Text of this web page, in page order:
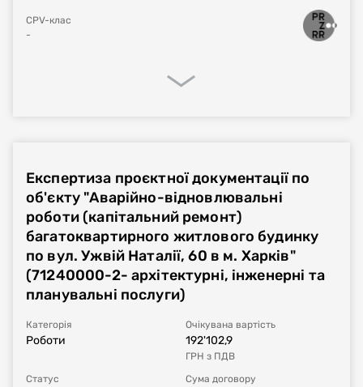
CPV-клас
-
Номер плану н/д
Тип процедури н/д
Номер договору, дата
укладання
Експертиза проєктної документації по
об'єкту "Аварійно-відновлювальні
роботи (капітальний ремонт)
багатоквартирного житлового будинку
по вул. Ужвій Наталії, 60 в м. Харків"
(71240000-2- архітектурні, інженерні та
планувальні послуги)
Категорія
Роботи
Очікувана вартість
192'102,9
ГРН з ПДВ
Статус
Сума договору